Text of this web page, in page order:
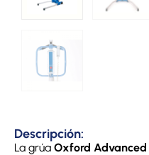
Descripción:
La grúa Oxford Advanced